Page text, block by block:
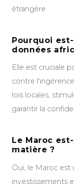
étrangère.
Pourquoi
données
Elle est cruciale
contre
lois locales,
garantir la
Le Maroc
matière ?
Oui, le Maroc est
investissements